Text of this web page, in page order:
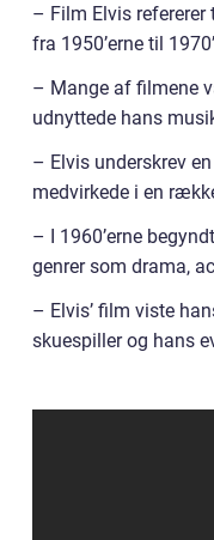
– Film Elvis refererer
fra 1950’erne til
– Mange af filmene
udnyttede hans
– Elvis underskrev
medvirkede i en
– I 1960’erne
genrer som drama,
– Elvis’ film viste
skuespiller og hans